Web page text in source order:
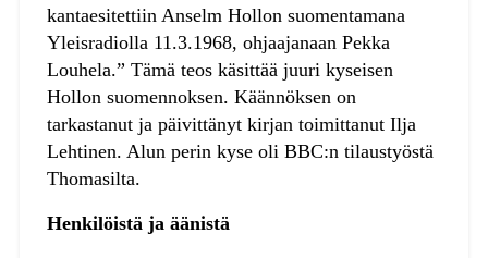
kantaesitettiin Anselm Hollon suomentamana
Yleisradiolla 11.3.1968, ohjaajanaan Pekka
Louhela.” Tämä teos käsittää juuri kyseisen
Hollon suomennoksen. Käännöksen on
tarkastanut ja päivittänyt kirjan toimittanut Ilja
Lehtinen. Alun perin kyse oli BBC:n tilaustyöstä
Thomasilta.
Henkilöistä ja äänistä